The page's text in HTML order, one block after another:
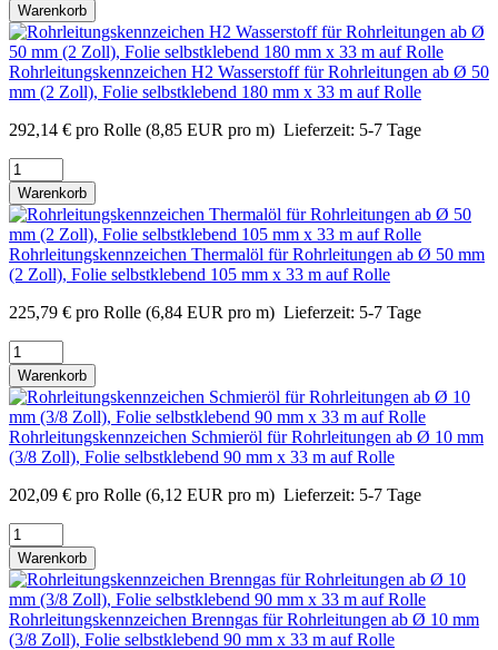
Warenkorb
Rohrleitungskennzeichen H2 Wasserstoff für Rohrleitungen ab Ø 50
mm (2 Zoll), Folie selbstklebend 180 mm x 33 m auf Rolle
292,14 € pro Rolle (8,85 EUR pro m) Lieferzeit: 5-7 Tage
Warenkorb
Rohrleitungskennzeichen Thermalöl für Rohrleitungen ab Ø 50 mm
(2 Zoll), Folie selbstklebend 105 mm x 33 m auf Rolle
225,79 € pro Rolle (6,84 EUR pro m) Lieferzeit: 5-7 Tage
Warenkorb
Rohrleitungskennzeichen Schmieröl für Rohrleitungen ab Ø 10 mm
(3/8 Zoll), Folie selbstklebend 90 mm x 33 m auf Rolle
202,09 € pro Rolle (6,12 EUR pro m) Lieferzeit: 5-7 Tage
Warenkorb
Rohrleitungskennzeichen Brenngas für Rohrleitungen ab Ø 10 mm
(3/8 Zoll), Folie selbstklebend 90 mm x 33 m auf Rolle